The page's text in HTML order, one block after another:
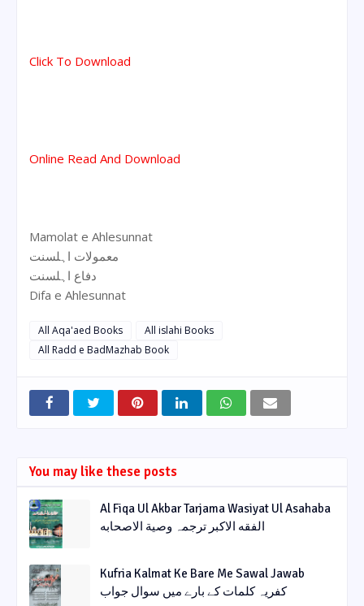
Click To Download
Online Read And Download
Mamolat e Ahlesunnat
معمولات اہلسنت
دفاع اہلسنت
Difa e Ahlesunnat
All Aqa'aed Books
All islahi Books
All Radd e BadMazhab Book
You may like these posts
Al Fiqa Ul Akbar Tarjama Wasiyat Ul Asahaba
الفقه الاکبر ترجمہ وصیة الاصحابه
Kufria Kalmat Ke Bare Me Sawal Jawab
کفریہ کلمات کے بارے میں سوال جواب